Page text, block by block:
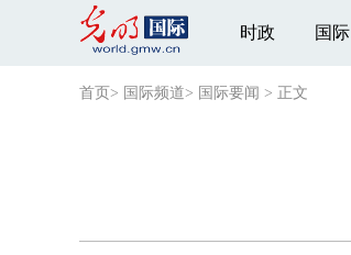
时政 国际
首页 > 国际频道> 国际要闻 > 正文